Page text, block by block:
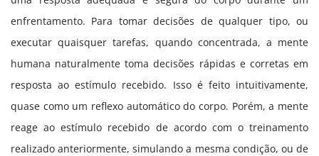
enfrentamento. Para tomar decisões de qualquer tipo, ou
executar quaisquer tarefas, quando concentrada, a mente
humana naturalmente toma decisões rápidas e corretas em
resposta ao estímulo recebido. Isso é feito intuitivamente,
quase como um reflexo automático do corpo. Porém, a mente
reage ao estímulo recebido de acordo com o treinamento
realizado anteriormente, simulando a mesma condição, ou de